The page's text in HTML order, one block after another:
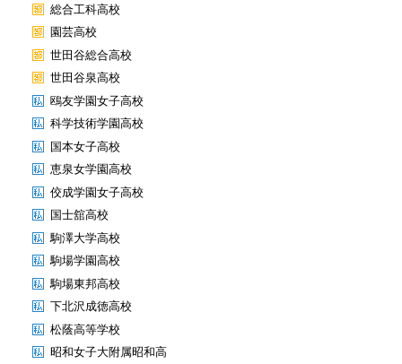
総合工科高校
園芸高校
世田谷総合高校
世田谷泉高校
鴎友学園女子高校
科学技術学園高校
国本女子高校
恵泉女学園高校
佼成学園女子高校
国士舘高校
駒澤大学高校
駒場学園高校
駒場東邦高校
下北沢成徳高校
松蔭高等学校
昭和女子大附属昭和高